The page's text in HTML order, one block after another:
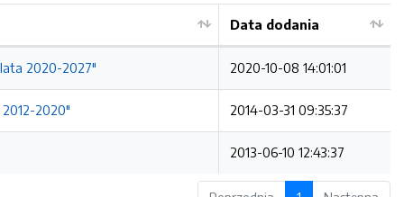
Data dodania
lata 2020-2027" 2020-10-08 14:01:01
2020" 2014-03-31 09:35:37
2013-06-10 12:43:37